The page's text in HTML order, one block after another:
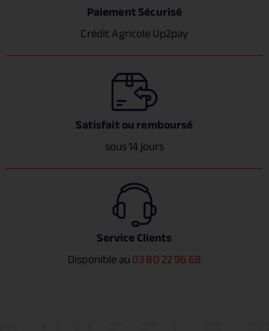
Paiement Sécurisé
Crédit Agricole Up2pay
Satisfait ou remboursé
sous 14 jours
Service Clients
Disponible au03 80 22 96 68